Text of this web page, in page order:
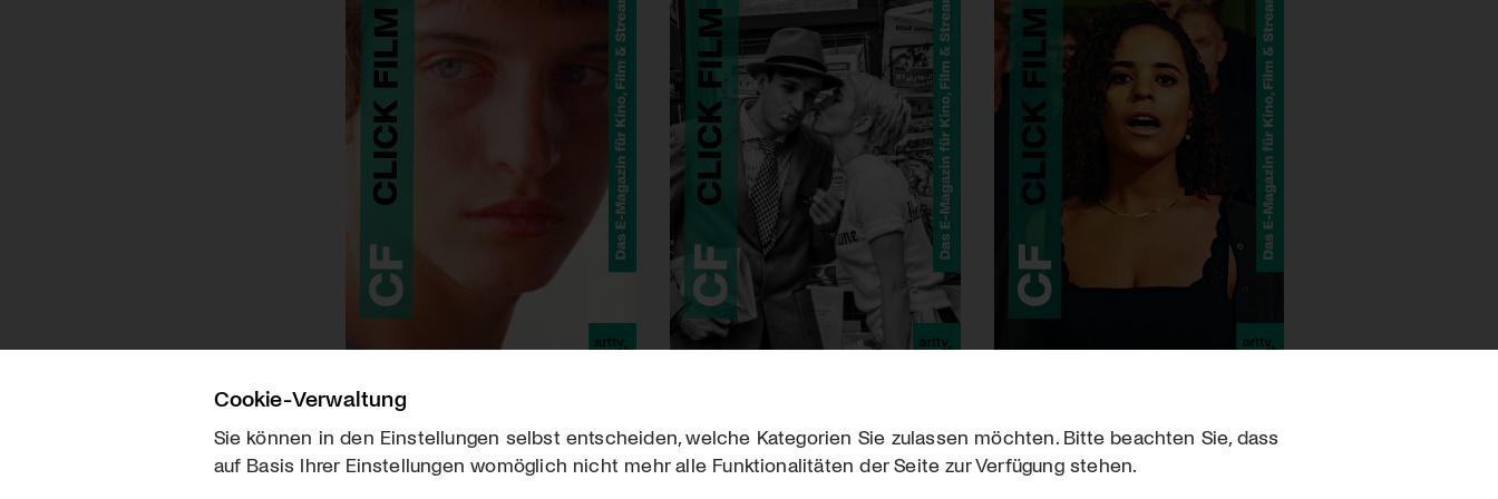
Über uns
Downloads
Impressum
Cookie-Verwaltung
Sie können in den Einstellungen selbst entscheiden, welche Kategorien Sie zulassen möchten. Bitte beachten Sie, dass
auf Basis Ihrer Einstellungen womöglich nicht mehr alle Funktionalitäten der Seite zur Verfügung stehen.